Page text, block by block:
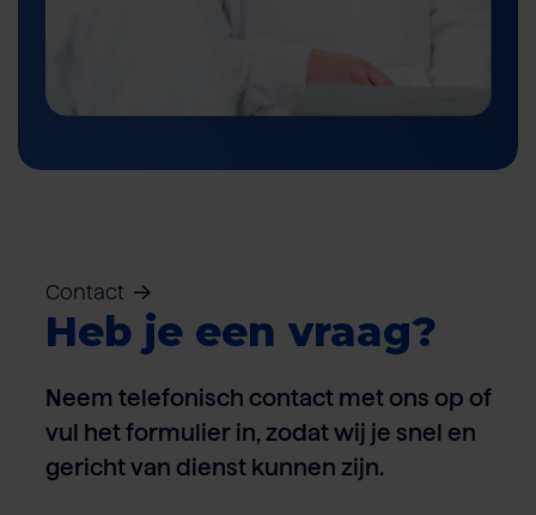
Contact
Heb je een vraag?
Neem telefonisch contact met ons op of
vul het formulier in, zodat wij je snel en
gericht van dienst kunnen zijn.